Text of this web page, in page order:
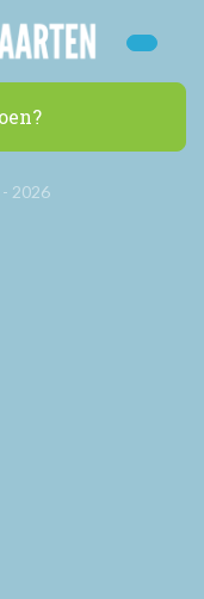
2026